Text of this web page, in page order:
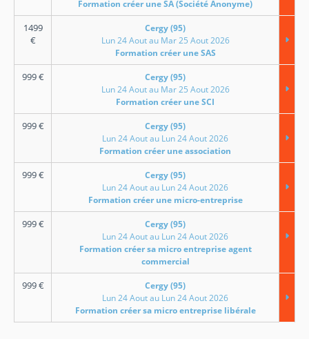
Formation créer une SA (Société Anonyme)
1499
€
Cergy (95)
Lun 24 Aout au Mar 25 Aout 2026
Formation créer une SAS
999€
Cergy (95)
Lun 24 Aout au Mar 25 Aout 2026
Formation créer une SCI
999€
Cergy (95)
Lun 24 Aout au Lun 24 Aout 2026
Formation créer une association
999€
Cergy (95)
Lun 24 Aout au Lun 24 Aout 2026
Formation créer une micro-entreprise
999€
Cergy (95)
Lun 24 Aout au Lun 24 Aout 2026
Formation créer sa micro entreprise agent
commercial
999€
Cergy (95)
Lun 24 Aout au Lun 24 Aout 2026
Formation créer sa micro entreprise libérale